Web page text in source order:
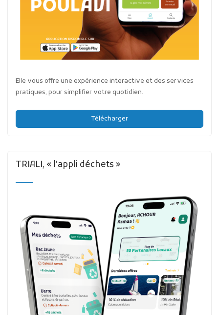
Elle vous offre une expérience interactive et des services
pratiques, pour simplifier votre quotidien.
Télécharger
TRIALI, « l’appli déchets »